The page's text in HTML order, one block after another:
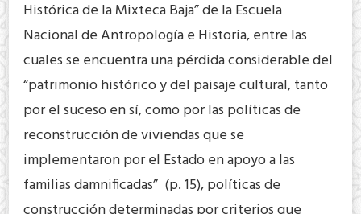
Histórica de la Mixteca Baja” de la Escuela
Nacional de Antropología e Historia, entre las
cuales se encuentra una pérdida considerable del
“patrimonio histórico y del paisaje cultural, tanto
por el suceso en sí, como por las políticas de
reconstrucción de viviendas que se
implementaron por el Estado en apoyo a las
familias damnificadas” (p. 15), políticas de